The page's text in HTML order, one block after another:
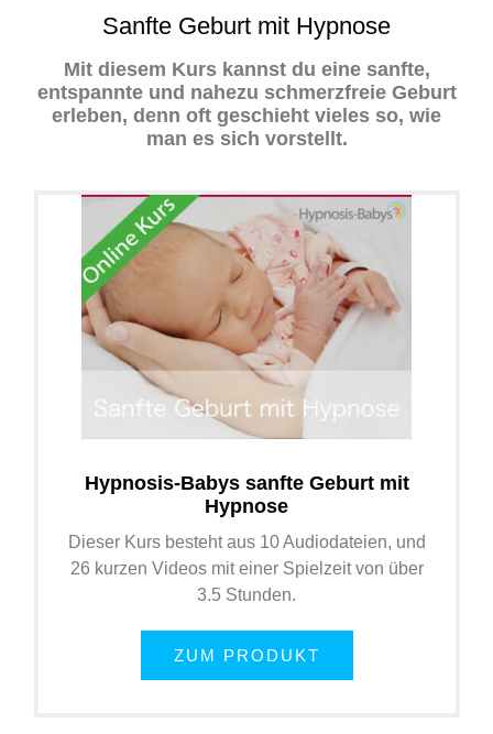
Sanfte Geburt mit Hypnose
Mit diesem Kurs kannst du eine sanfte,
entspannte und nahezu schmerzfreie Geburt
erleben, denn oft geschieht vieles so, wie
man es sich vorstellt.
Hypnosis-Babys sanfte Geburt mit
Hypnose
Dieser Kurs besteht aus 10 Audiodateien, und
26 kurzen Videos mit einer Spielzeit von über
3.5 Stunden.
ZUM PRODUKT